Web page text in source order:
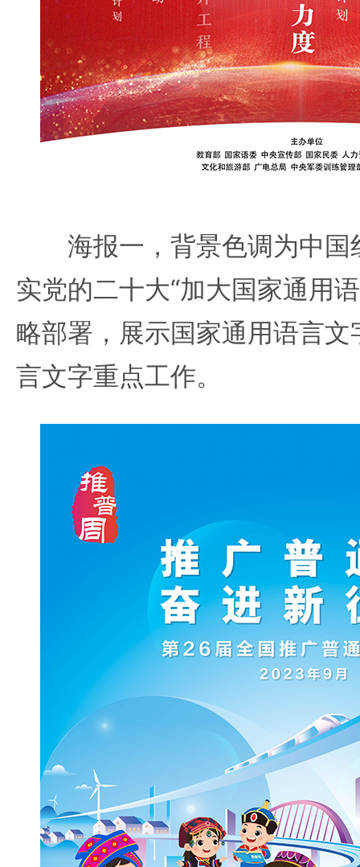
海报一，背景色调为中国
实党的二十大“加大国家通用
略部署，展示国家通用语言
言文字重点工作。